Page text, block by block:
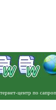
центр по